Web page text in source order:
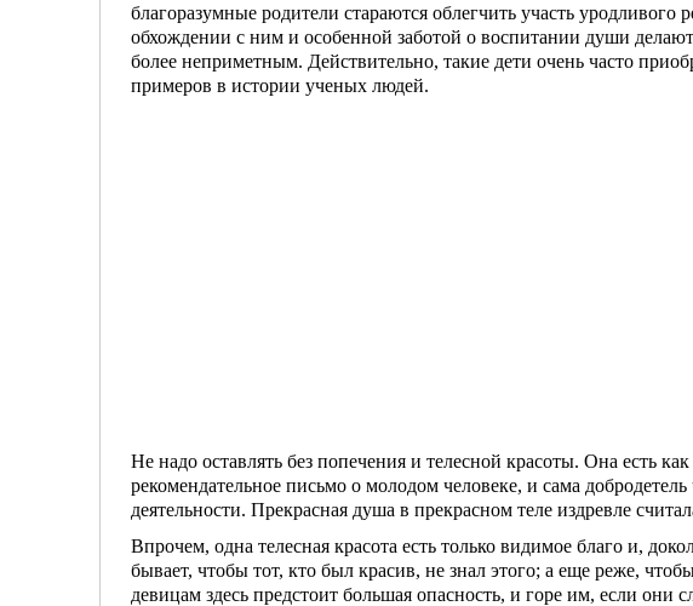
благоразумные родители стараются облегчить участь
обхождении с ним и особенной заботой о воспитании души
более неприметным. Действительно, такие дети очень часто
примеров в истории ученых людей.
Не надо оставлять без попечения и телесной красоты. Она есть
рекомендательное письмо о моло­дом человеке, и сама
деятель­ности. Прекрасная душа в прекрасном теле издрев­ле
Впрочем, одна телесная красота есть только ви­димое благо и,
бывает, чтобы тот, кто был красив, не знал этого; а еще реже,
девицам здесь предстоит большая опасность, и горе им, если